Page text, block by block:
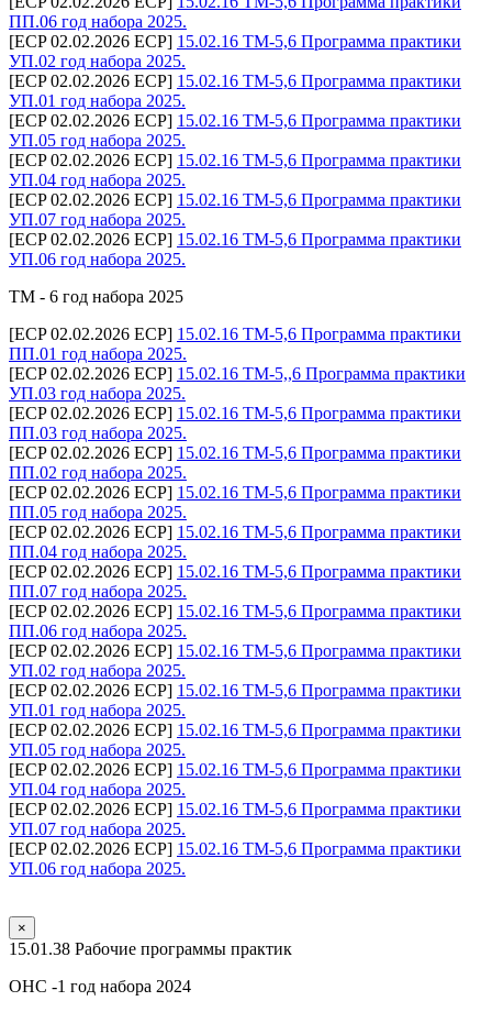
ПП.06 год набора 2025.
[ECP 02.02.2026 ECP] 15.02.16 ТМ-5,6 Программа практики
УП.02 год набора 2025.
[ECP 02.02.2026 ECP] 15.02.16 ТМ-5,6 Программа практики
УП.01 год набора 2025.
[ECP 02.02.2026 ECP] 15.02.16 ТМ-5,6 Программа практики
УП.05 год набора 2025.
[ECP 02.02.2026 ECP] 15.02.16 ТМ-5,6 Программа практики
УП.04 год набора 2025.
[ECP 02.02.2026 ECP] 15.02.16 ТМ-5,6 Программа практики
УП.07 год набора 2025.
[ECP 02.02.2026 ECP] 15.02.16 ТМ-5,6 Программа практики
УП.06 год набора 2025.
ТМ - 6 год набора 2025
[ECP 02.02.2026 ECP] 15.02.16 ТМ-5,6 Программа практики
ПП.01 год набора 2025.
[ECP 02.02.2026 ECP] 15.02.16 ТМ-5,,6 Программа практики
УП.03 год набора 2025.
[ECP 02.02.2026 ECP] 15.02.16 ТМ-5,6 Программа практики
ПП.03 год набора 2025.
[ECP 02.02.2026 ECP] 15.02.16 ТМ-5,6 Программа практики
ПП.02 год набора 2025.
[ECP 02.02.2026 ECP] 15.02.16 ТМ-5,6 Программа практики
ПП.05 год набора 2025.
[ECP 02.02.2026 ECP] 15.02.16 ТМ-5,6 Программа практики
ПП.04 год набора 2025.
[ECP 02.02.2026 ECP] 15.02.16 ТМ-5,6 Программа практики
ПП.07 год набора 2025.
[ECP 02.02.2026 ECP] 15.02.16 ТМ-5,6 Программа практики
ПП.06 год набора 2025.
[ECP 02.02.2026 ECP] 15.02.16 ТМ-5,6 Программа практики
УП.02 год набора 2025.
[ECP 02.02.2026 ECP] 15.02.16 ТМ-5,6 Программа практики
УП.01 год набора 2025.
[ECP 02.02.2026 ECP] 15.02.16 ТМ-5,6 Программа практики
УП.05 год набора 2025.
[ECP 02.02.2026 ECP] 15.02.16 ТМ-5,6 Программа практики
УП.04 год набора 2025.
[ECP 02.02.2026 ECP] 15.02.16 ТМ-5,6 Программа практики
УП.07 год набора 2025.
[ECP 02.02.2026 ECP] 15.02.16 ТМ-5,6 Программа практики
УП.06 год набора 2025.
×
15.01.38 Рабочие программы практик
ОНС -1 год набора 2024